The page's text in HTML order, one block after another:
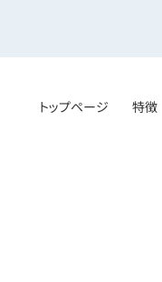
トップページ 特徴